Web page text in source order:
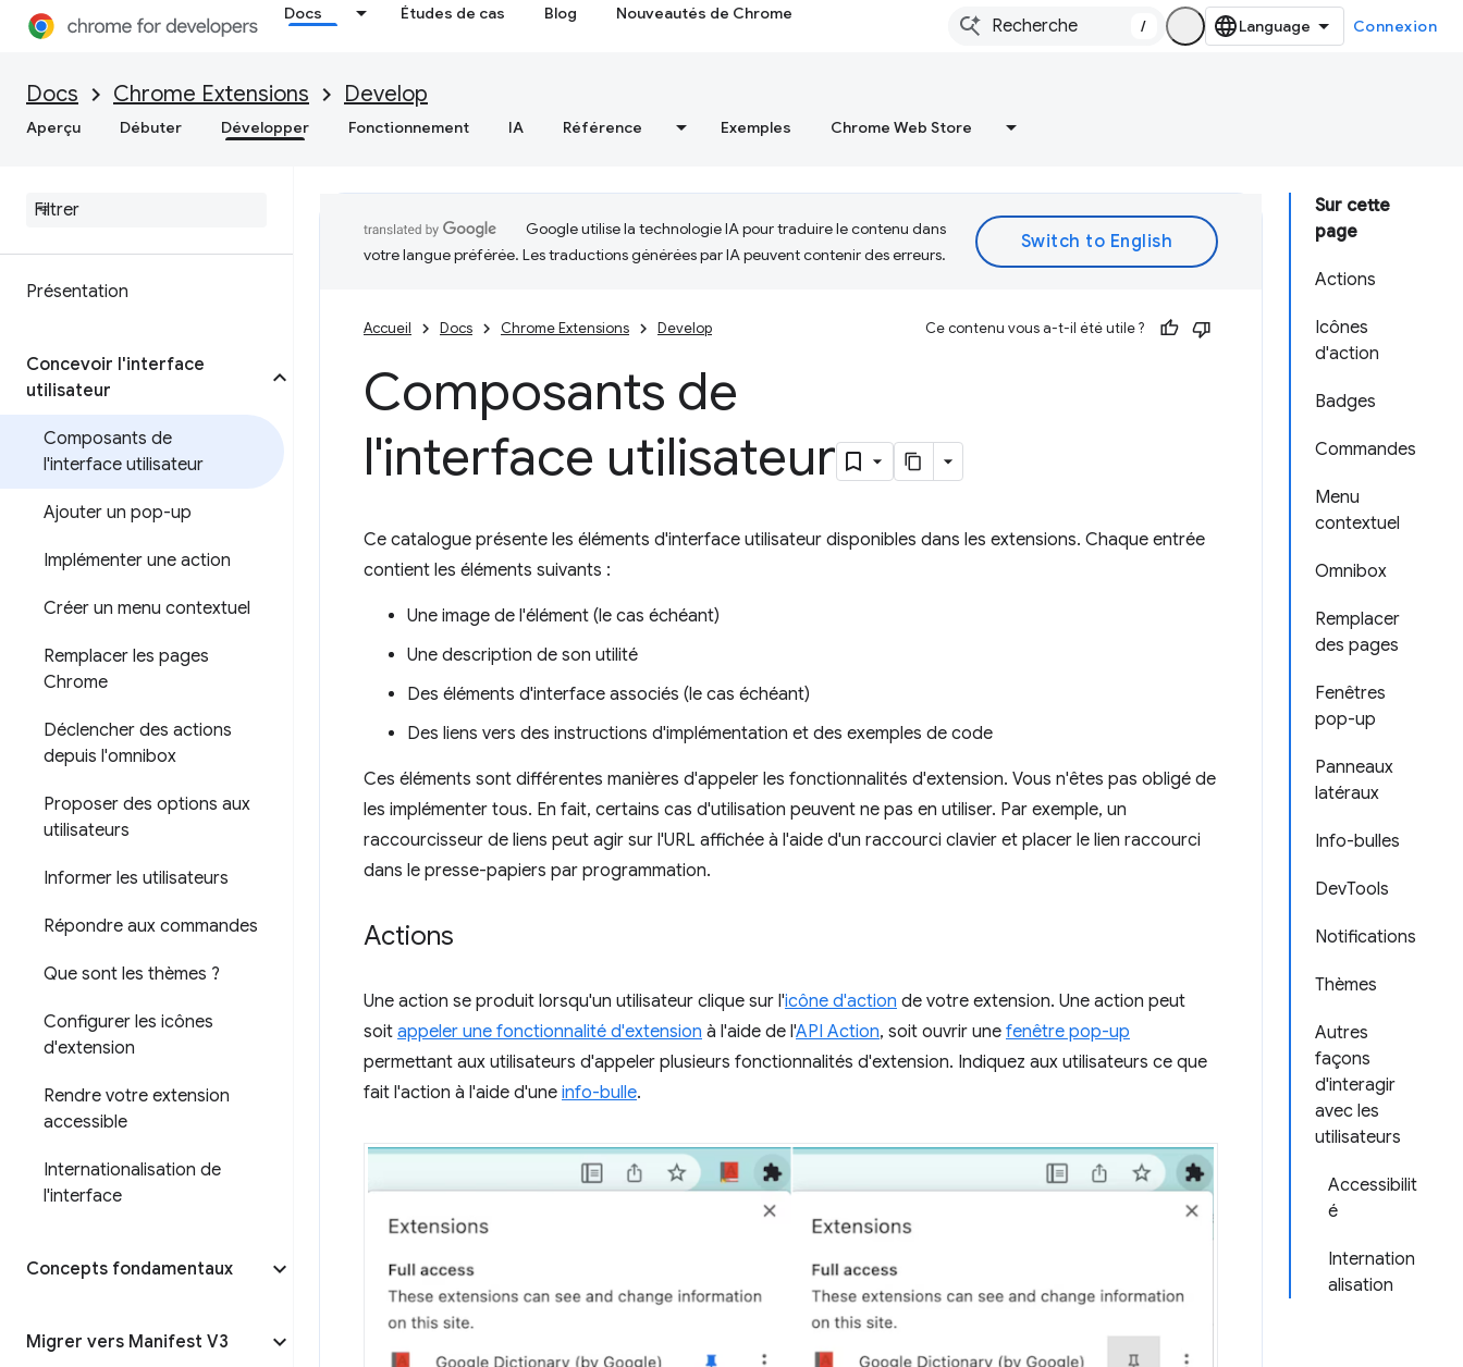
Docs Études de cas Blog Nouveautés de Chrome
/ Connexion
Docs Chrome Extensions Develop
Aperçu Débuter Développer Fonctionnement IA Référence Exemples Chrome Web Store
Présentation
Concevoir l'interface
utilisateur
Composants de
l'interface utilisateur
Ajouter un pop-up
Implémenter une action
Créer un menu contextuel
Remplacer les pages
Chrome
Déclencher des actions
depuis l'omnibox
Proposer des options aux
utilisateurs
Informer les utilisateurs
Répondre aux commandes
Que sont les thèmes ?
Configurer les icônes
d'extension
Rendre votre extension
accessible
Internationalisation de
l'interface
Concepts fondamentaux
Migrer vers Manifest V3
Sur cette
page
Actions
Icônes
d'action
Badges
Commandes
Menu
contextuel
Omnibox
Remplacer
des pages
Fenêtres
pop-up
Panneaux
latéraux
Info-bulles
DevTools
Notifications
Thèmes
Autres
façons
d'interagir
avec les
utilisateurs
Accessibilit
é
Internation
alisation
Google utilise la technologie IA pour traduire le contenu dans
votre langue préférée. Les traductions générées par IA peuvent contenir des erreurs.
Accueil Docs Chrome Extensions Develop Ce contenu vous a-t-il été utile ?
Composants de
l'interface utilisateur
Ce catalogue présente les éléments d'interface utilisateur disponibles dans les extensions. Chaque entrée
contient les éléments suivants :
Une image de l'élément (le cas échéant)
Une description de son utilité
Des éléments d'interface associés (le cas échéant)
Des liens vers des instructions d'implémentation et des exemples de code
Ces éléments sont différentes manières d'appeler les fonctionnalités d'extension. Vous n'êtes pas obligé de
les implémenter tous. En fait, certains cas d'utilisation peuvent ne pas en utiliser. Par exemple, un
raccourcisseur de liens peut agir sur l'URL affichée à l'aide d'un raccourci clavier et placer le lien raccourci
dans le presse-papiers par programmation.
Actions
Une action se produit lorsqu'un utilisateur clique sur l'icône d'action de votre extension. Une action peut
soit appeler une fonctionnalité d'extension à l'aide de l'API Action, soit ouvrir une fenêtre pop-up
permettant aux utilisateurs d'appeler plusieurs fonctionnalités d'extension. Indiquez aux utilisateurs ce que
fait l'action à l'aide d'une info-bulle.